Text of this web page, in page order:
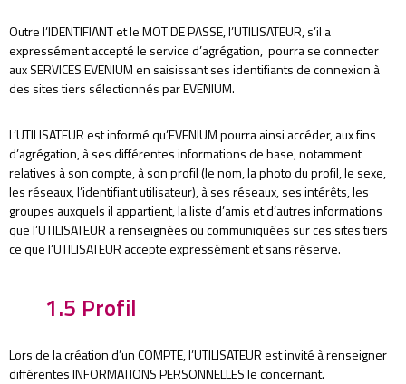
Outre l’IDENTIFIANT et le MOT DE PASSE, l’UTILISATEUR, s’il a
expressément accepté le service d’agrégation, pourra se connecter
aux SERVICES EVENIUM en saisissant ses identifiants de connexion à
des sites tiers sélectionnés par EVENIUM.
L’UTILISATEUR est informé qu’EVENIUM pourra ainsi accéder, aux fins
d’agrégation, à ses différentes informations de base, notamment
relatives à son compte, à son profil (le nom, la photo du profil, le sexe,
les réseaux, l’identifiant utilisateur), à ses réseaux, ses intérêts, les
groupes auxquels il appartient, la liste d’amis et d’autres informations
que l’UTILISATEUR a renseignées ou communiquées sur ces sites tiers
ce que l’UTILISATEUR accepte expressément et sans réserve.
1.5 Profil
Lors de la création d’un COMPTE, l’UTILISATEUR est invité à renseigner
différentes INFORMATIONS PERSONNELLES le concernant.